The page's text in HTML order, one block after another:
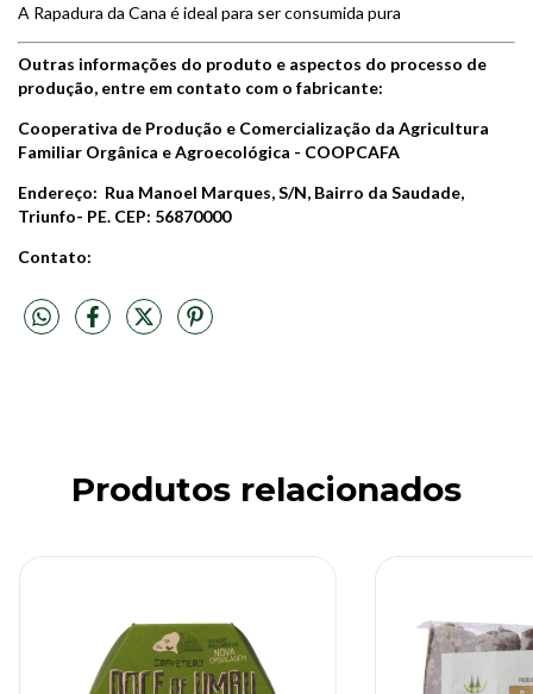
A Rapadura da Cana é ideal para ser consumida pura
Outras informações do produto e aspectos do processo de
produção, entre em contato com o fabricante:
Cooperativa de Produção e Comercialização da Agricultura
Familiar Orgânica e Agroecológica - COOPCAFA
Endereço: Rua Manoel Marques, S/N, Bairro da Saudade,
Triunfo- PE. CEP: 56870000
Contato:
Produtos relacionados